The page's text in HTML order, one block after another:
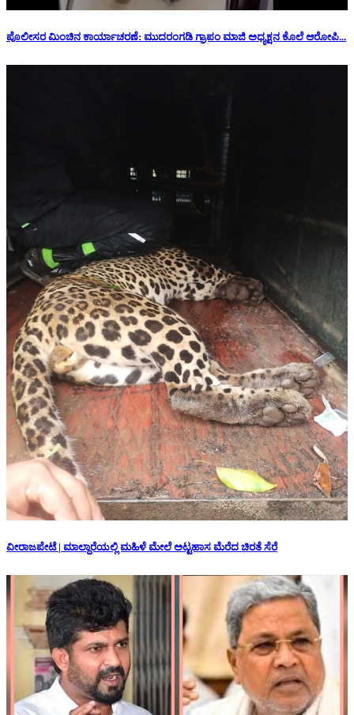
ಪೊಲೀಸರ ಮಿಂಚಿನ ಕಾರ್ಯಾಚರಣೆ: ಮುದರಂಗಡಿ ಗ್ರಾಪಂ ಮಾಜಿ ಅಧ್ಯಕ್ಷನ‌ ಕೊಲೆ ಆರೋಪಿ...
ವೀರಾಜಪೇಟೆ | ಮಾಲ್ದಾರೆಯಲ್ಲಿ ಮಹಿಳೆ ಮೇಲೆ ಅಟ್ಟಹಾಸ ಮೆರೆದ ಚಿರತೆ ಸೆರೆ